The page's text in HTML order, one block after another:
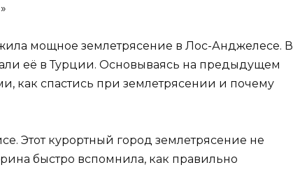
мощное землетрясение в Лос-Анджелесе. В
её в Турции. Основываясь на предыдущем
как спастись при землетрясении и почему
Этот курортный город землетрясение не
быстро вспомнила, как правильно